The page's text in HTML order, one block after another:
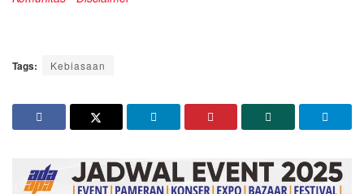
Tags: Kebiasaan